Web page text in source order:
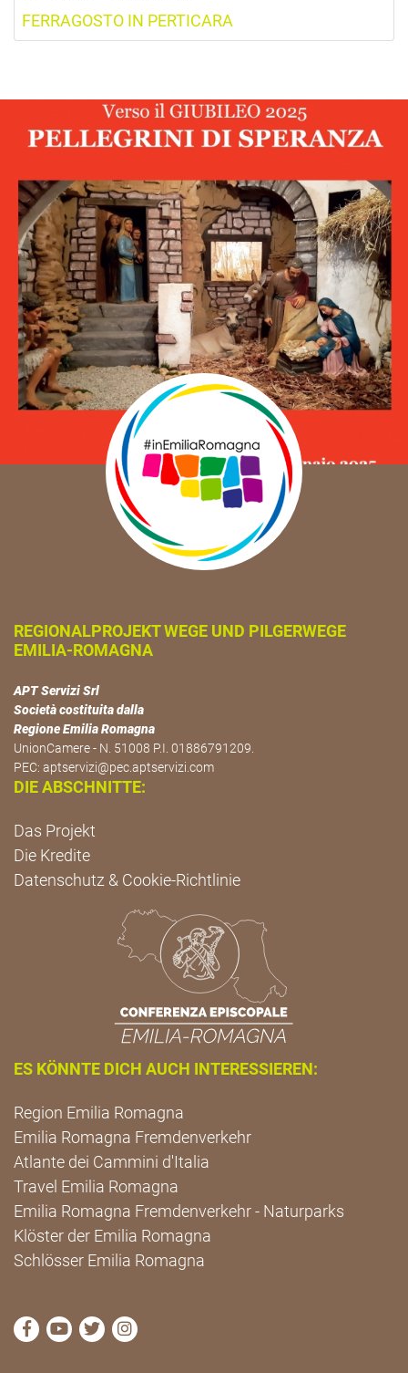
FERRAGOSTO IN PERTICARA
REGIONALPROJEKT WEGE UND PILGERWEGE
EMILIA-ROMAGNA
APT Servizi Srl
Società costituita dalla
Regione Emilia Romagna
UnionCamere - N. 51008 P.I. 01886791209.
PEC: aptservizi@pec.aptservizi.com
DIE ABSCHNITTE:
Das Projekt
Die Kredite
Datenschutz & Cookie-Richtlinie
ES KÖNNTE DICH AUCH INTERESSIEREN:
Region Emilia Romagna
Emilia Romagna Fremdenverkehr
Atlante dei Cammini d'Italia
Travel Emilia Romagna
Emilia Romagna Fremdenverkehr - Naturparks
Klöster der Emilia Romagna
Schlösser Emilia Romagna
die Seite Facebook von Cammini Emilia-Romagna
die Seite YouTube von Cammini Emilia-
die Seite Twitter von Cammini Emilia-
die Seite Instagram von Cammini